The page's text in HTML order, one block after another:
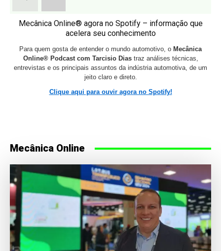
Mecânica Online® agora no Spotify – informação que
acelera seu conhecimento
Para quem gosta de entender o mundo automotivo, o Mecânica
Online® Podcast com Tarcisio Diastraz análises técnicas,
entrevistas e os principais assuntos da indústria automotiva, de um
jeito claro e direto.
Clique aqui para ouvir agora no Spotify!
Mecânica Online